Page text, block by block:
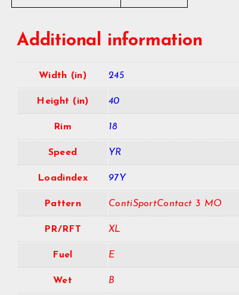
Additional information
Width (in) 245
Height (in) 40
Rim 18
Speed YR
Loadindex 97Y
Pattern ContiSportContact 3 MO
PR/RFT XL
Fuel E
Wet B